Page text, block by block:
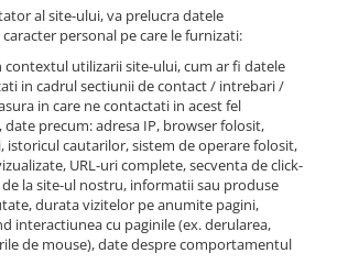
- arbore cotit
al site-ului, va prelucra datele
personal pe care le furnizati:
contextul utilizarii site-ului, cum ar fi datele
in cadrul sectiunii de contact / intrebari /
in care ne contactati in acest fel
precum: adresa IP, browser folosit,
istoricul cautarilor, sistem de operare folosit,
URL-uri complete, secventa de click-
la site-ul nostru, informatii sau produse
durata vizitelor pe anumite pagini,
interactiunea cu paginile (ex. derularea,
de mouse), date despre comportamentul